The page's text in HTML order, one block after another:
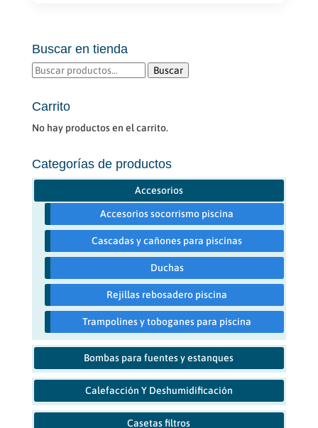
opciones
en
página
de
producto
Buscar en tienda
Buscar
Buscar
Carrito
No hay productos en el carrito.
Categorías de productos
Accesorios
Accesorios socorrismo piscina
Cascadas y cañones para piscinas
Duchas
Rejillas rebosadero piscina
Trampolines y toboganes para piscina
Bombas para fuentes y estanques
Calefacción Y Deshumidificación
Casetas filtros